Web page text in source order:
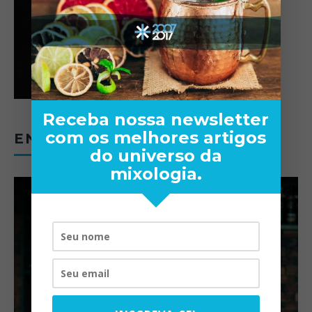
ENTREVISTAS
Receba nossa newsletter
com os melhores artigos
do universo da
mixologia.